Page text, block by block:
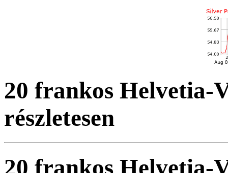
20 frankos Helvetia-
részletesen
20 frankos